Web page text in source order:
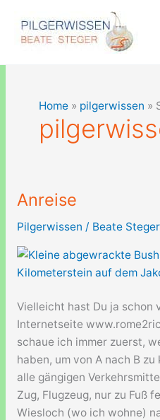
Inhalt
springen
Home» pilgerwissen »
Anreise
Pilgerwissen / Beate Steger
Vielleicht hast Du ja schon
Internetseite
schaue ich immer zuerst,
haben, um von A nach B
alle gängigen
Zug, Flugzeug, nur zu Fuß
Wiesloch (wo ich wohne)